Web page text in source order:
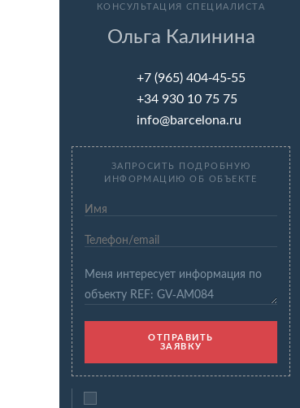
КОНСУЛЬТАЦИЯ СПЕЦИАЛИСТА
Ольга Калинина
+7 (965) 404-45-55
+34 930 10 75 75
info@barcelona.ru
ЗАПРОСИТЬ ПОДРОБНУЮ
ИНФОРМАЦИЮ ОБ ОБЪЕКТЕ
ОТПРАВИТЬ
ЗАЯВКУ